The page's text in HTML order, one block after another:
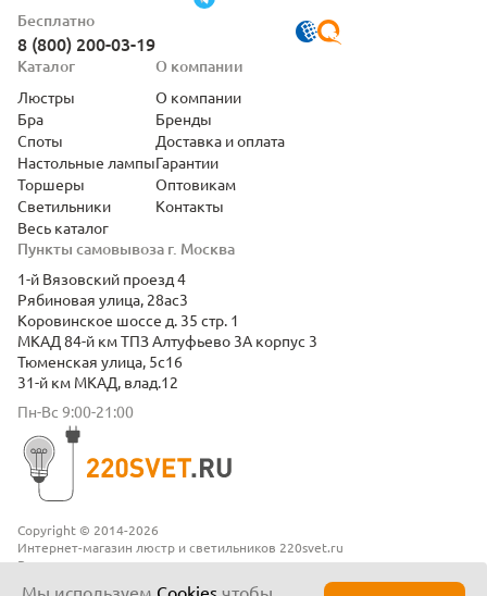
Copyright © 2014-2026
Интернет-магазин люстр и светильников 220svet.ru
Все права защищены
Бесплатно
8 (800) 200-03-19
Пункты самовывоза г. Москва
1-й Вязовский проезд 4
Рябиновая улица, 28ас3
Коровинское шоссе д. 35 стр. 1
МКАД 84-й км ТПЗ Алтуфьево 3А корпус 3
Тюменская улица, 5с16
31-й км МКАД, влад.12
Пн-Вс 9:00-21:00
Каталог
Люстры
Бра
Споты
Настольные лампы
Торшеры
Светильники
Весь каталог
О компании
О компании
Бренды
Доставка и оплата
Гарантии
Оптовикам
Контакты
Мы используем Cookies чтобы